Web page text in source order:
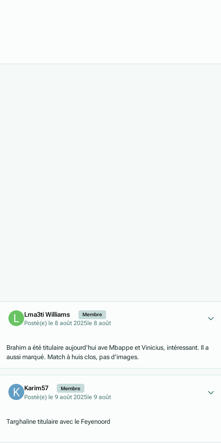
Lma3ti Williams Membre
Posté(e) le 8 août 2025le 8 août
Brahim a été titulaire aujourd'hui ave Mbappe et Vinicius, intéressant. Il a
aussi marqué. Match à huis clos, pas d'images.
Karim57 Membre
Posté(e) le 9 août 2025le 9 août
Targhaline titulaire avec le Feyenoord